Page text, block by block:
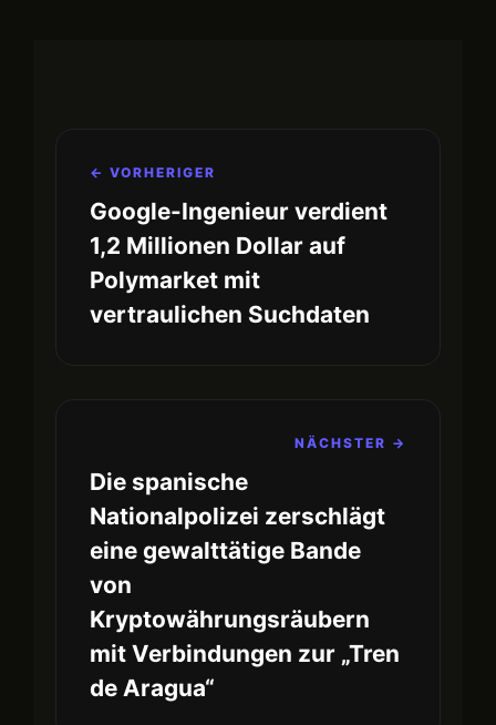
← VORHERIGER
Google-Ingenieur verdient
1,2 Millionen Dollar auf
Polymarket mit
vertraulichen Suchdaten
NÄCHSTER →
Die spanische
Nationalpolizei zerschlägt
eine gewalttätige Bande
von
Kryptowährungsräubern
mit Verbindungen zur „Tren
de Aragua“